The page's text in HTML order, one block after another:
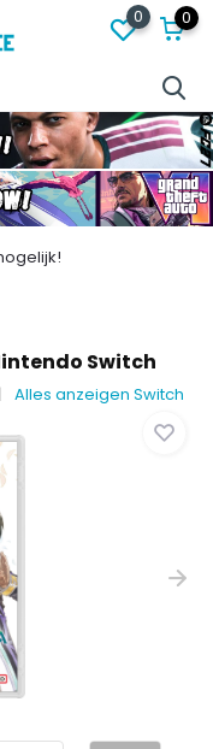
0 0
Switch
Alles anzeigen Switch